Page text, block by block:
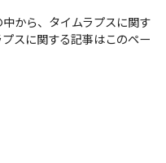
から、タイムラプスに関す
スに関する記事はこのペー